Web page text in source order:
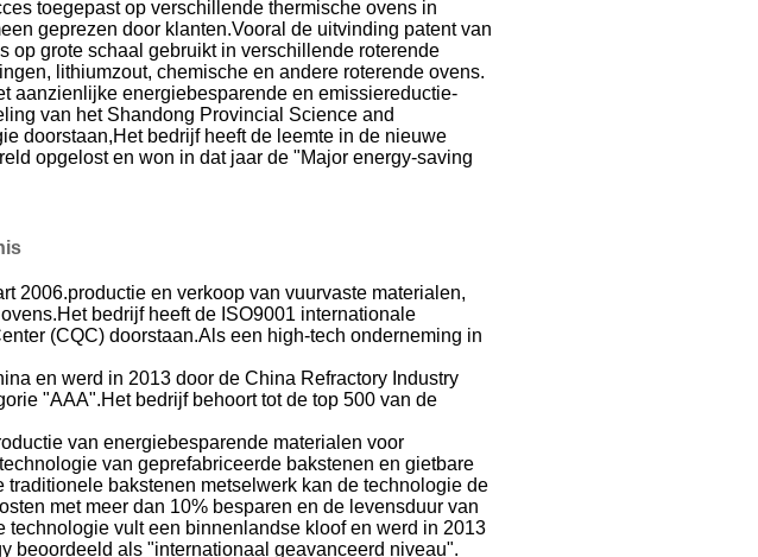
toegepast op verschillende thermische ovens in
geprezen door klanten.Vooral de uitvinding patent van
op grote schaal gebruikt in verschillende roterende
lithiumzout, chemische en andere roterende ovens.
aanzienlijke energiebesparende en emissiereductie-
van het Shandong Provincial Science and
doorstaan,Het bedrijf heeft de leemte in de nieuwe
opgelost en won in dat jaar de "Major energy-saving
2006.productie en verkoop van vuurvaste materialen,
bedrijf heeft de ISO9001 internationale
(CQC) doorstaan.Als een high-tech onderneming in
en werd in 2013 door de China Refractory Industry
"AAA".Het bedrijf behoort tot de top 500 van de
van energiebesparende materialen voor
van geprefabriceerde bakstenen en gietbare
bakstenen metselwerk kan de technologie de
met meer dan 10% besparen en de levensduur van
vult een binnenlandse kloof en werd in 2013
beoordeeld als "internationaal geavanceerd niveau".